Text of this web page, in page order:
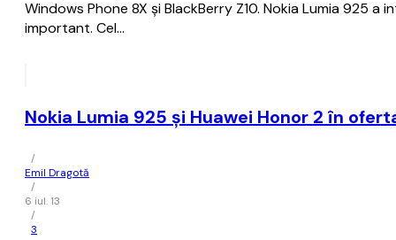
Windows Phone 8X și BlackBerry Z10. Nokia Lumia 925
important. Cel…
Nokia Lumia 925 și Huawei Honor 2 în
/
Emil Dragotă
/
6 iul. 13
/
3